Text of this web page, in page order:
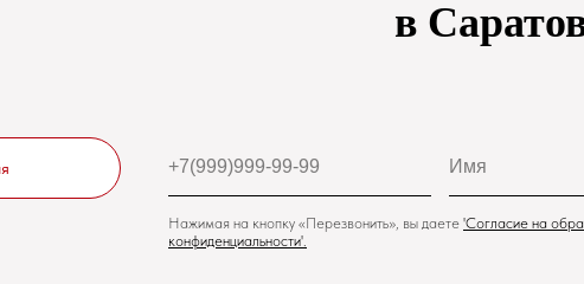
в
Нажимая на кнопку «Перезвонить», вы даете 'Cогласие на
конфиденциальности'.